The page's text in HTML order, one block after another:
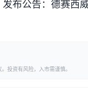
布公告：德赛西
投资有风险，入市需谨慎。